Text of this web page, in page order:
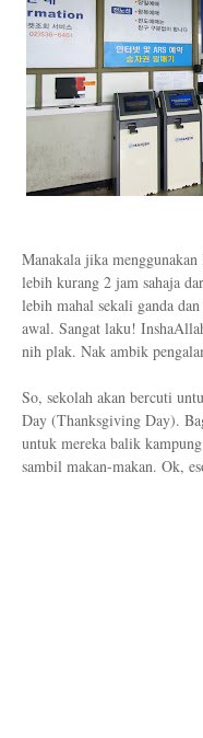
Manakala jika
lebih kurang 2 jam sahaja
lebih mahal sekali ganda
awal. Sangat laku!
nih plak. Nak ambik
So, sekolah akan bercuti
Day (Thanksgiving Day).
untuk mereka balik
sambil makan-makan. Ok,